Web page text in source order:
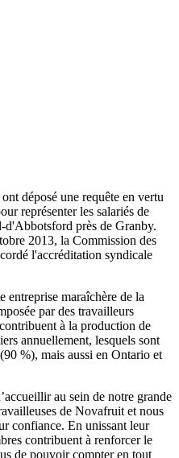
ont déposé une requête en vertu
représenterles salariés de
d'Abbotsford près de Granby.
2013, la Commission des
l'accréditation syndicale
entreprise maraîchère de la
par des travailleurs
contribuent à la production de
annuellement, lesquels sont
(90 %), mais aussi en Ontario et
au sein de notre grande
de Novafruit et nous
confiance. En unissant leur
contribuent à renforcerle
de pouvoir compteren tout